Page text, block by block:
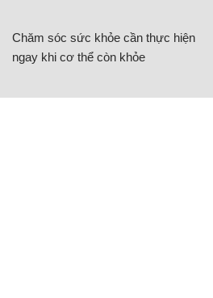
Chăm sóc sức khỏe cần thực hiện
ngay khi cơ thể còn khỏe